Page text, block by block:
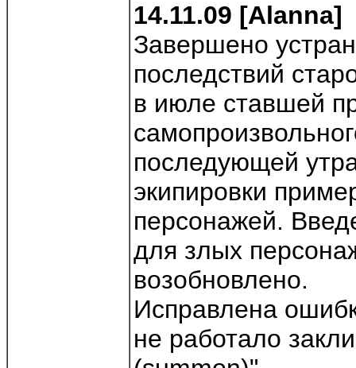
14.11.09 [Alanna]
Завершено
последствий
в июле ставшей
последующей
экипировки
персонажей.
для злых
возобновлено.
Исправлена
не работало